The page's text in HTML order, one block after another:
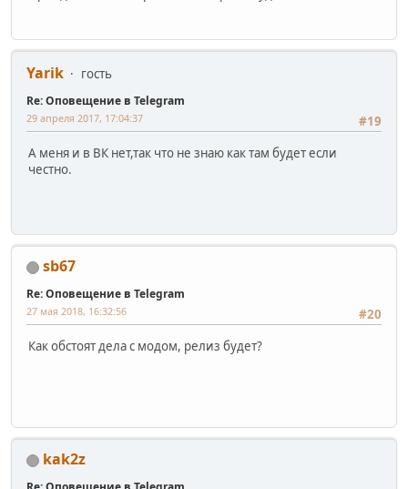
Yarik гость
Re: Оповещение в Telegram
#19
29 апреля 2017, 17:04:37
А меня и в ВК нет,так что не знаю как там будет если
честно.
sb67
Re: Оповещение в Telegram
#20
27 мая 2018, 16:32:56
Как обстоят дела с модом, релиз будет?
kak2z